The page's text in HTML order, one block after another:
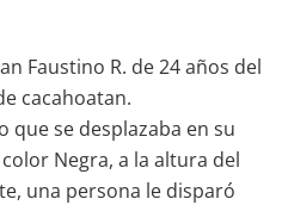
Faustino R. de 24 años del
cacahoatan.
que se desplazaba en su
Negra, a la altura del
una persona le disparó